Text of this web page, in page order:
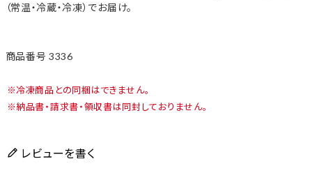
（常温・冷蔵・冷凍）でお届け。
商品番号 3336
冷凍商品との同梱はできません。
納品書・請求書・領収書は同封しておりません。
レビューを書く